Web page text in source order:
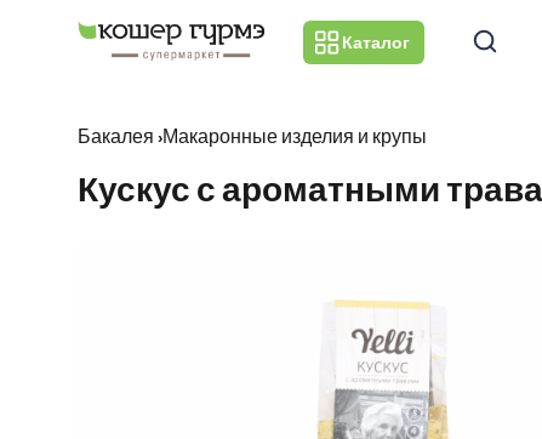
Каталог
Бакалея ›Макаронные изделия и крупы
Кускус с ароматными